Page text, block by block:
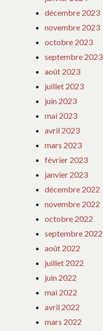
décembre 2023
novembre 2023
octobre 2023
septembre 2023
août 2023
juillet 2023
juin 2023
mai 2023
avril 2023
mars 2023
février 2023
janvier 2023
décembre 2022
novembre 2022
octobre 2022
septembre 2022
août 2022
juillet 2022
juin 2022
mai 2022
avril 2022
mars 2022